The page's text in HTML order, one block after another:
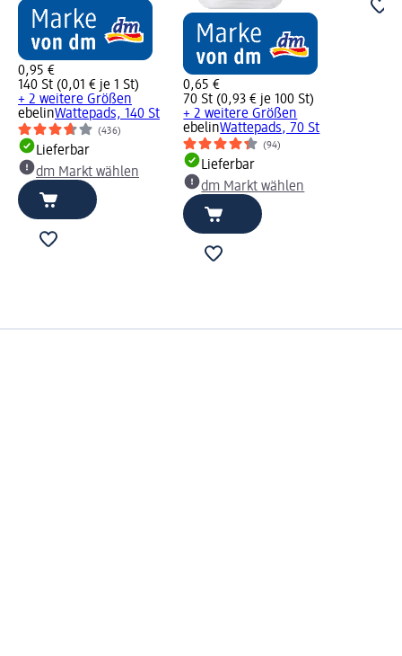
0,95 €
140 St (0,01 € je 1 St)
+ 2 weitere Größen
ebelinWattepads, 140 St
(436)
Lieferbar
dm Markt wählen
0,65 €
70 St (0,93 € je 100 St)
+ 2 weitere Größen
ebelinWattepads, 70 St
(94)
Lieferbar
dm Markt wählen